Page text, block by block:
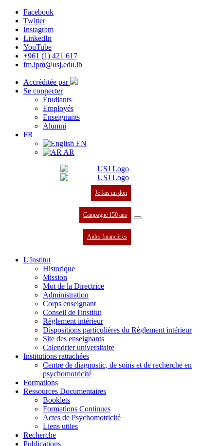
Facebook
Twitter
Instagram
LinkedIn
YouTube
+961 (1) 421 617
fm.ipm@usj.edu.lb
Accréditée par
Se connecter
Étudiants
Employés
Enseignants
Alumni
FR
EN
AR
Je fais un don
Campagne 150 ans
Aides financières
L'Institut
Historique
Mission
Mot de la Directrice
Administration
Corps enseignant
Conseil de l'institut
Règlement intérieur
Dispositions particulières du Règlement intérieur
Site des enseignants
Calendrier universitaire
Institutions rattachées
Centre de diagnostic, de soins et de recherche en
psychomotricité
Formations
Ressources Documentaires
Booklets
Formations Continues
Actes de Psychomotricité
Liens utiles
Recherche
Publications